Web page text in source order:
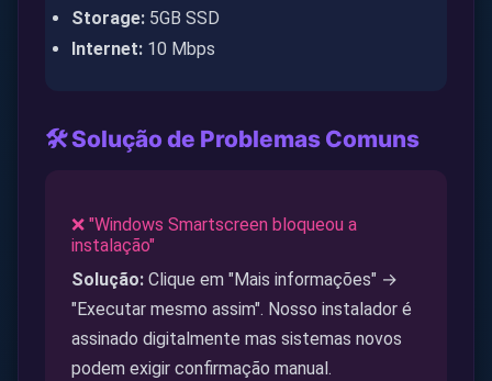
Storage: 5GB SSD
Internet: 10 Mbps
🛠️ Solução de Problemas Comuns
❌ "Windows Smartscreen bloqueou a
instalação"
Solução: Clique em "Mais informações" →
"Executar mesmo assim". Nosso instalador é
assinado digitalmente mas sistemas novos
podem exigir confirmação manual.